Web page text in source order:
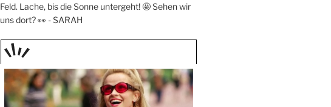
Feld. Lache, bis die Sonne untergeht! 🤩 Sehen wir
uns dort? 👀 -SARAH
TAGE
STIPP